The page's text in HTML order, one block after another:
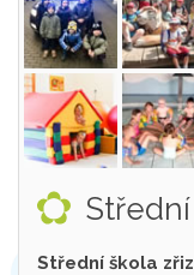
Střední škola